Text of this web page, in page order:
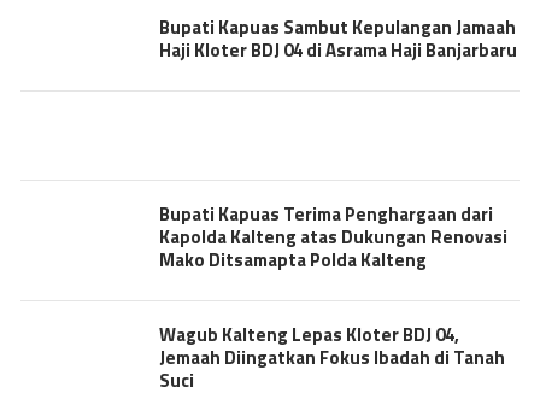
Bupati Kapuas Sambut Kepulangan Jamaah
Haji Kloter BDJ 04 di Asrama Haji Banjarbaru
Bupati Kapuas Terima Penghargaan dari
Kapolda Kalteng atas Dukungan Renovasi
Mako Ditsamapta Polda Kalteng
Wagub Kalteng Lepas Kloter BDJ 04,
Jemaah Diingatkan Fokus Ibadah di Tanah
Suci